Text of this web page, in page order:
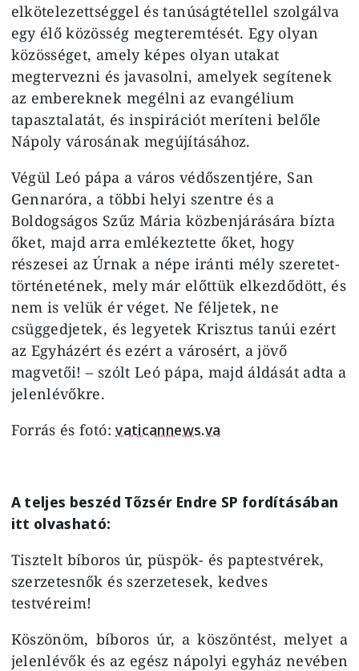
elkötelezettséggel és tanúságtétellel szolgálva
egy élő közösség megteremtését. Egy olyan
közösséget, amely képes olyan utakat
megtervezni és javasolni, amelyek segítenek
az embereknek megélni az evangélium
tapasztalatát, és inspirációt meríteni belőle
Nápoly városának megújításához.
Végül Leó pápa a város védőszentjére, San
Gennaróra, a többi helyi szentre és a
Boldogságos Szűz Mária közbenjárására bízta
őket, majd arra emlékeztette őket, hogy
részesei az Úrnak a népe iránti mély szeretet-
történetének, mely már előttük elkezdődött, és
nem is velük ér véget. Ne féljetek, ne
csüggedjetek, és legyetek Krisztus tanúi ezért
az Egyházért és ezért a városért, a jövő
magvetői! – szólt Leó pápa, majd áldását adta a
jelenlévőkre.
Forrás és fotó:vaticannews.va
A teljes beszéd Tőzsér Endre SP fordításában
itt olvasható:
Tisztelt bíboros úr, püspök- és paptestvérek,
szerzetesnők és szerzetesek, kedves
testvéreim!
Köszönöm, bíboros úr, a köszöntést, melyet a
jelenlévők és az egész nápolyi egyház nevében